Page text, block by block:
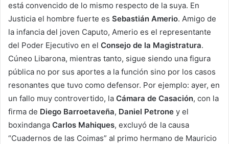
está convencido de lo mismo respecto de la suya. En
Justicia el hombre fuerte es Sebastián Amerio. Amigo de
la infancia del joven Caputo, Amerio es el representante
del Poder Ejecutivo en el Consejo de la Magistratura.
Cúneo Libarona, mientras tanto, sigue siendo una figura
pública no por sus aportes a la función sino por los casos
resonantes que tuvo como defensor. Por ejemplo: ayer, en
un fallo muy controvertido, la Cámara de Casación, con la
firma de Diego Barroetaveña, Daniel Petrone y el
boxindanga Carlos Mahiques, excluyó de la causa
“Cuadernos de las Coimas” al primo hermano de Mauricio